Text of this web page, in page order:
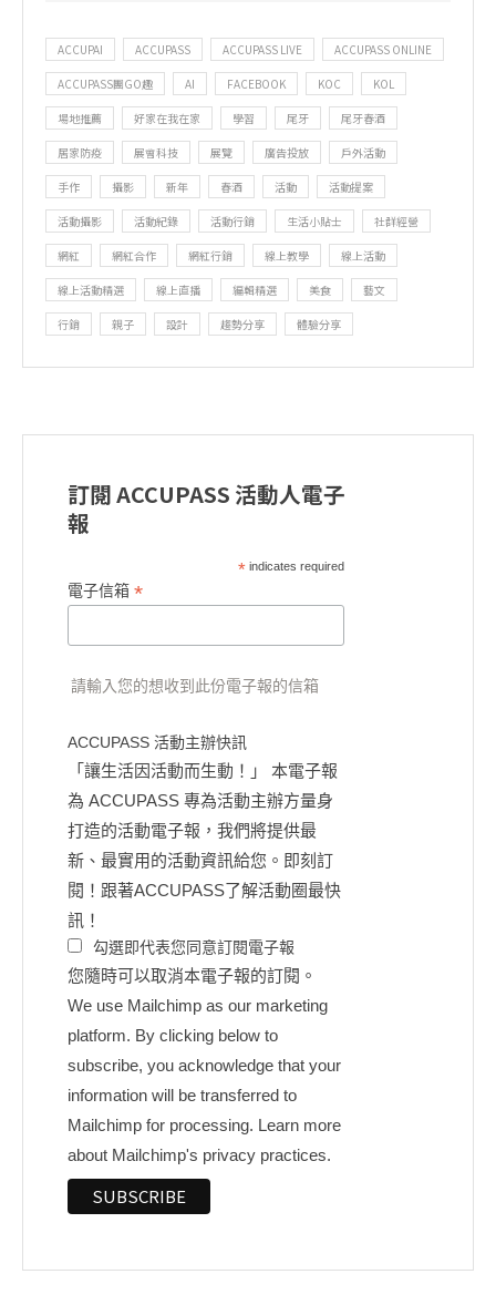
ACCUPAI ACCUPASS ACCUPASS LIVE ACCUPASS ONLINE
ACCUPASS團GO趣 AI FACEBOOK KOC KOL
場地推薦 好家在我在家 學習 尾牙 尾牙春酒
居家防疫 展會科技 展覽 廣告投放 戶外活動
手作 攝影 新年 春酒 活動 活動提案
活動攝影 活動紀錄 活動行銷 生活小貼士 社群經營
網紅 網紅合作 網紅行銷 線上教學 線上活動
線上活動精選 線上直播 編輯精選 美食 藝文
行銷 親子 設計 趨勢分享 體驗分享
訂閱 ACCUPASS 活動人電子
報
*indicates required
電子信箱 *
請輸入您的想收到此份電子報的信箱
ACCUPASS 活動主辦快訊
「讓生活因活動而生動！」 本電子報
為 ACCUPASS 專為活動主辦方量身
打造的活動電子報，我們將提供最
新、最實用的活動資訊給您。即刻訂
閱！跟著ACCUPASS了解活動圈最快
訊！
勾選即代表您同意訂閱電子報
您隨時可以取消本電子報的訂閱。
We use Mailchimp as our marketing
platform. By clicking below to
subscribe, you acknowledge that your
information will be transferred to
Mailchimp for processing. Learn more
about Mailchimp's privacy practices.